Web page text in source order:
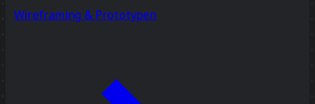
Wireframing & Prototypen